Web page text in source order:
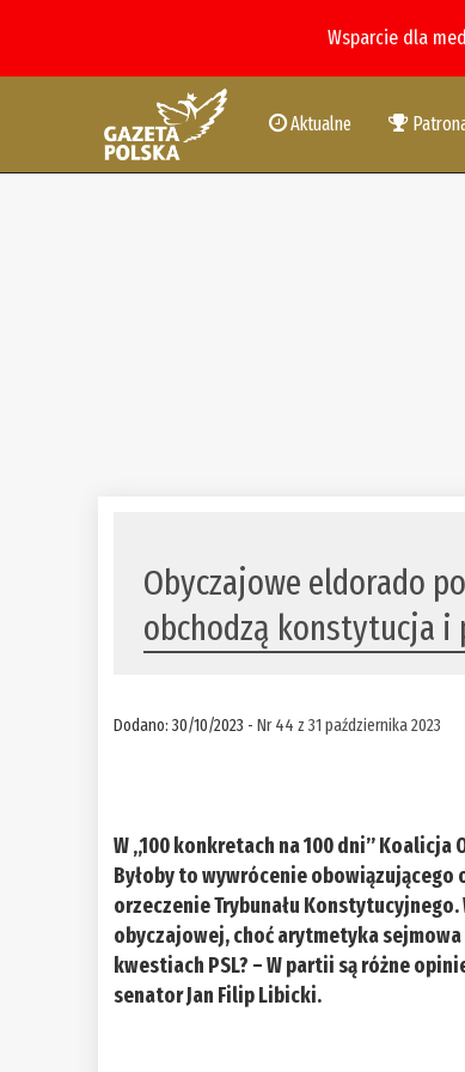
Wsparcie dla
Aktualne
Obyczajowe eldorado
obchodzą konstytucja i
Dodano: 30/10/2023 -Nr 44 z 31 października 2023
W „100 konkretach na 100 dni”
Byłoby to wywrócenie
orzeczenie Trybunału
obyczajowej, choć arytmetyka
kwestiach PSL? – W partii są różne
senator Jan Filip Libicki.